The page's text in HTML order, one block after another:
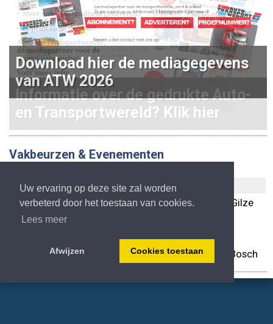
Uw ervaring op deze site zal worden
verbeterd door het toestaan van cookies.
Lees meer
Afwijzen Cookies toestaan
Download hier de mediagegevens
van ATW 2026
Informatie over de gedrukte Auto-
en Transportwereld? Klik hier
Vakbeurzen & Evenementen
Datum Evenement
Plaats
12-10
Lift 'N' Load
Versteijnen Trucks Gilze
15-10
IAA Transportation
Circuit Zandvoort
MegaTrucks Festival Brabanthallen Den Bosch